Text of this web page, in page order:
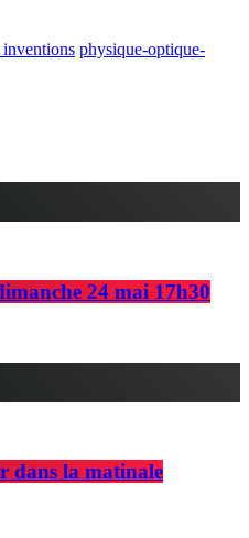
inventions physique-optique-
24 mai 17h30
dans la matinale